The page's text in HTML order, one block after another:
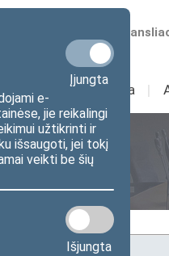
Įjungta
e-
jie reikalingi
užtikrinti ir
išsaugoti, jei tokį
veikti be šių
Išjungta
Numatomos
Sudėtis Veikla I